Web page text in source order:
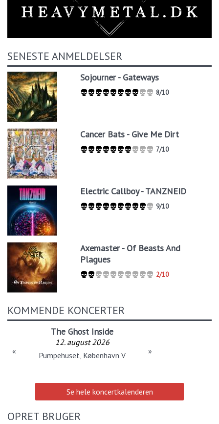
SENESTE ANMELDELSER
Sojourner - Gateways
8/10
Cancer Bats - Give Me Dirt
7/10
Electric Callboy - TANZNEID
9/10
Axemaster - Of Beasts And
Plagues
2/10
KOMMENDE KONCERTER
The Ghost Inside
12. august 2026
Pumpehuset, København V
« »
Se hele koncertkalenderen
OPRET BRUGER